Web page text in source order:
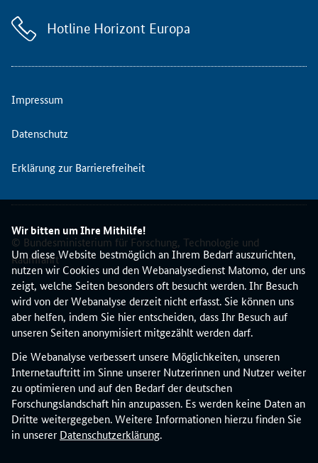
Wir bitten um Ihre Mithilfe!
Um diese Website bestmöglich an Ihrem Bedarf auszurichten,
nutzen wir Cookies und den Webanalysedienst Matomo, der uns
zeigt, welche Seiten besonders oft besucht werden. Ihr Besuch
wird von der Webanalyse derzeit nicht erfasst. Sie können uns
aber helfen, indem Sie hier entscheiden, dass Ihr Besuch auf
unseren Seiten anonymisiert mitgezählt werden darf.
Die Webanalyse verbessert unsere Möglichkeiten, unseren
Internetauftritt im Sinne unserer Nutzerinnen und Nutzer weiter
zu optimieren und auf den Bedarf der deutschen
Forschungslandschaft hin anzupassen. Es werden keine Daten an
Dritte weitergegeben. Weitere Informationen hierzu finden Sie
in unserer Datenschutzerklärung.
c
e
e
a
r
n
o
m
i
e
r
t
i
n
i
e
s
e
r
O
Hotline Horizont Europa
Impressum
Datenschutz
Erklärung zur Barrierefreiheit
© Bundesministerium für Forschung, Technologie und
Raumfahrt